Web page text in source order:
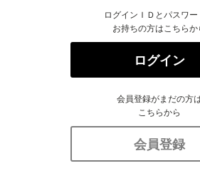
ログインＩＤとパスワー
お持ちの方はこちらか
ログイン
会員登録がまだの方
こちらから
会員登録